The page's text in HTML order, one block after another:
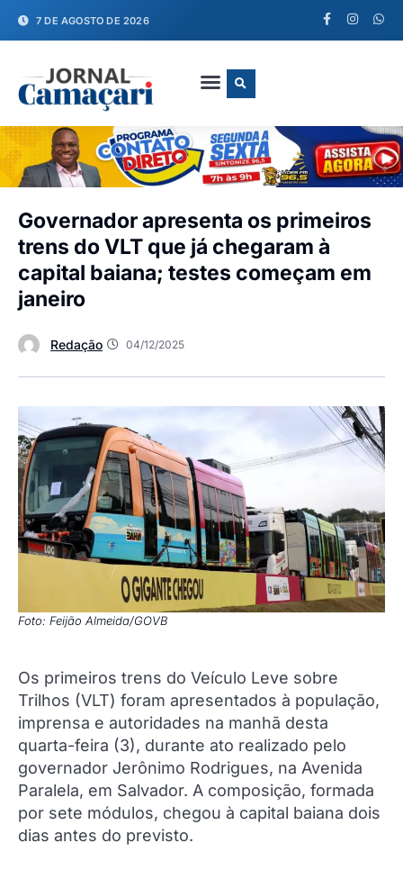
7 DE AGOSTO DE 2026
Governador apresenta os primeiros
trens do VLT que já chegaram à
capital baiana; testes começam em
janeiro
Redação 04/12/2025
Foto: Feijão Almeida/GOVB
Os primeiros trens do Veículo Leve sobre
Trilhos (VLT) foram apresentados à população,
imprensa e autoridades na manhã desta
quarta-feira (3), durante ato realizado pelo
governador Jerônimo Rodrigues, na Avenida
Paralela, em Salvador. A composição, formada
por sete módulos, chegou à capital baiana dois
dias antes do previsto.